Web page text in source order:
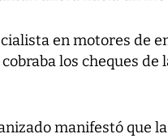
en motores de
los cheques de
manifestó que